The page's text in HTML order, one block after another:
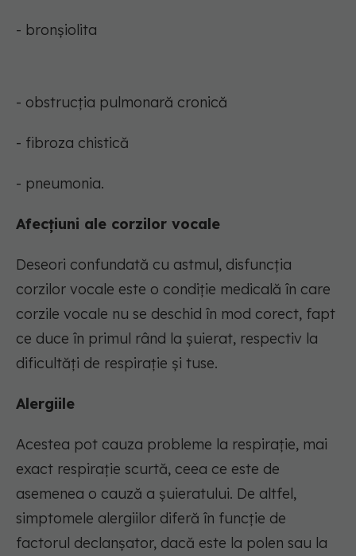
- bronșiolita
- obstrucția pulmonară cronică
- fibroza chistică
- pneumonia.
Afecțiuni ale corzilor vocale
Deseori confundată cu astmul, disfuncția
corzilor vocale este o condiție medicală în care
corzile vocale nu se deschid în mod corect, fapt
ce duce în primul rând la șuierat, respectiv la
dificultăți de respirație și tuse.
Alergiile
Acestea pot cauza probleme la respirație, mai
exact respirație scurtă, ceea ce este de
asemenea o cauză a șuieratului. De altfel,
simptomele alergiilor diferă în funcție de
factorul declanșator, dacă este la polen sau la